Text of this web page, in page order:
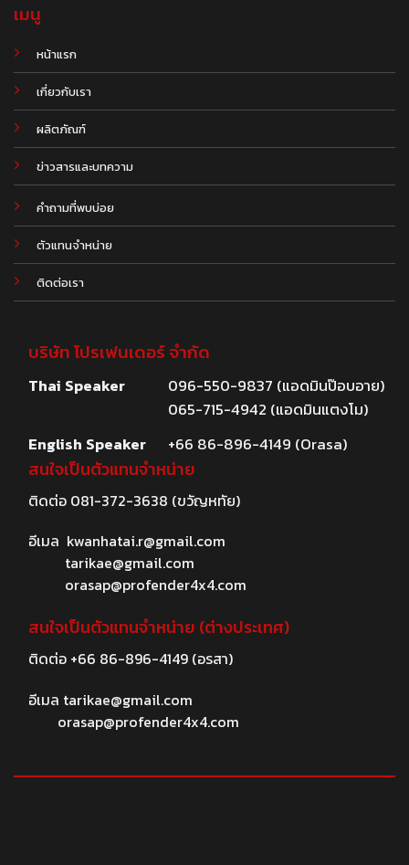
เมนู
หน้าแรก
เกี่ยวกับเรา
ผลิตภัณฑ์
ข่าวสารและบทความ
.
คำถามที่พบบ่อย
ตัวแทนจำหน่าย
ติดต่อเรา
บริษัท โปรเฟนเดอร์ จำกัด
Thai Speaker
096-550-9837 (แอดมินป๊อบอาย)
065-715-4942 (แอดมินแตงโม)
English Speaker
+66 86-896-4149 (Orasa)
สนใจเป็นตัวแทนจำหน่าย
ติดต่อ 081-372-3638 (ขวัญหทัย)
อีเมล kwanhatai.r@gmail.com
tarikae@gmail.com
orasap@profender4x4.com
สนใจเป็นตัวแทนจำหน่าย (ต่างประเทศ)
ติดต่อ +66 86-896-4149(อรสา)
อีเมล tarikae@gmail.com
orasap@profender4x4.com